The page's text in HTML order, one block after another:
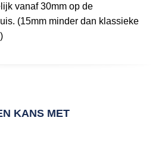
vanaf 30mm op de
(15mm minder dan klassieke
KANS MET